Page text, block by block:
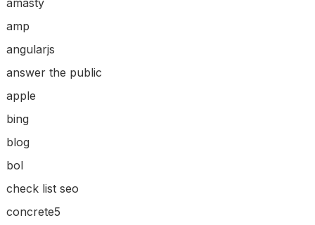
amasty
amp
angularjs
answer the public
apple
bing
blog
bol
check list seo
concrete5